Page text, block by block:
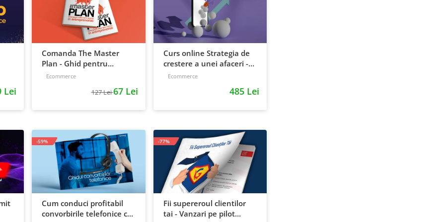
Lei
Comanda The Master
Plan - Ghid pentru
antreprenori, 138 pagini
Ecommerce
127 Lei67 Lei
Curs online Strategia de
crestere a unei afaceri -
de la idee, la retentie si
Ecommerce
485 Lei
Cum conduci profitabil
convorbirile telefonice cu
-59%
Fii supereroul clientilor
tai - Vanzari pe pilot
-77%